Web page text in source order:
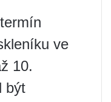
ve
10.
být